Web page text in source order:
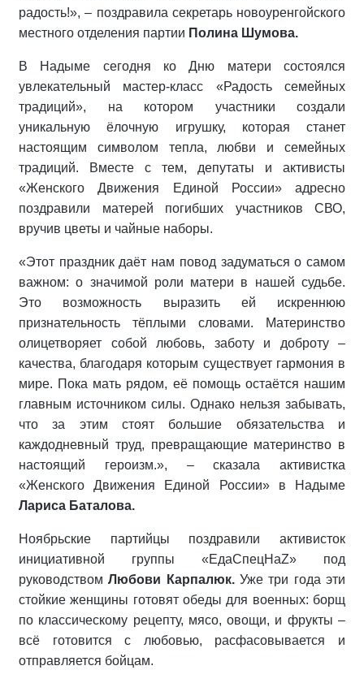
радость!», – поздравила секретарь новоуренгойского
местного отделения партии Полина Шумова.
В Надыме сегодня ко Дню матери состоялся
увлекательный мастер-класс «Радость семейных
традиций», на котором участники создали
уникальную ёлочную игрушку, которая станет
настоящим символом тепла, любви и семейных
традиций. Вместе с тем, депутаты и активисты
«Женского Движения Единой России» адресно
поздравили матерей погибших участников СВО,
вручив цветы и чайные наборы.
«Этот праздник даёт нам повод задуматься о самом
важном: о значимой роли матери в нашей судьбе.
Это возможность выразить ей искреннюю
признательность тёплыми словами. Материнство
олицетворяет собой любовь, заботу и доброту –
качества, благодаря которым существует гармония в
мире. Пока мать рядом, её помощь остаётся нашим
главным источником силы. Однако нельзя забывать,
что за этим стоят большие обязательства и
каждодневный труд, превращающие материнство в
настоящий героизм.», – сказала активистка
«Женского Движения Единой России» в Надыме
Лариса Баталова.
Ноябрьские партийцы поздравили активисток
инициативной группы «ЕдаСпецНаZ» под
руководствомЛюбови Карпалюк.Уже три года эти
стойкие женщины готовят обеды для военных: борщ
по классическому рецепту, мясо, овощи, и фрукты –
всё готовится с любовью, расфасовывается и
отправляется бойцам.